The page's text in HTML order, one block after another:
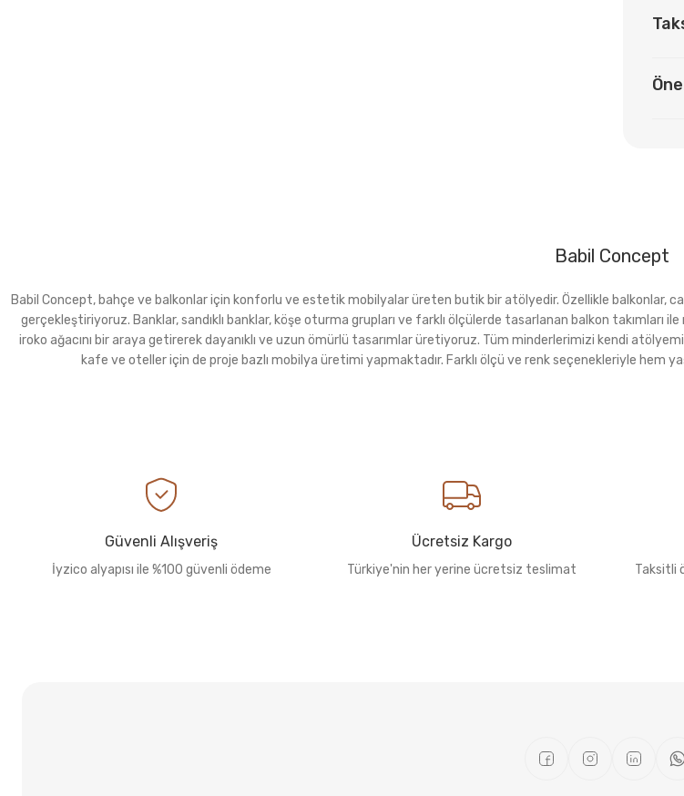
Babil Concept
Babil Concept, bahçe ve balkonlar için konforlu ve estetik mobilyalar üreten butik bir atölyedir. Özellikle balkonlar,
gerçekleştiriyoruz. Banklar, sandıklı banklar, köşe oturma grupları ve farklı ölçülerde tasarlanan balkon
iroko ağacını bir araya getirerek dayanıklı ve uzun ömürlü tasarımlar üretiyoruz. Tüm minderlerimizi kendi
kafe ve oteller için de proje bazlı mobilya üretimi yapmaktadır. Farklı ölçü ve renk seçenekleriyle hem
Güvenli Alışveriş
İyzico alyapısı ile %100 güvenli ödeme
Ücretsiz Kargo
Türkiye'nin her yerine ücretsiz teslimat Taksitli